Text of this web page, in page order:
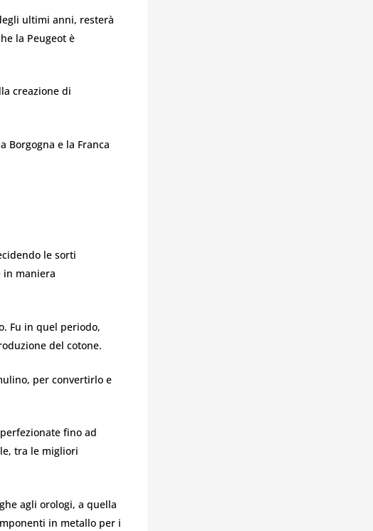
ultimi anni, resterà
la Peugeot è
creazione di
Borgogna e la Franca
le sorti
in maniera
Fu in quel periodo,
del cotone.
per convertirlo e
fino ad
tra le migliori
agli orologi, a quella
in metallo per i